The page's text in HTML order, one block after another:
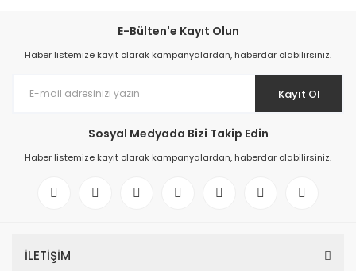
E-Bülten'e Kayıt Olun
Haber listemize kayıt olarak kampanyalardan, haberdar olabilirsiniz.
Kayıt Ol
Sosyal Medyada Bizi Takip Edin
Haber listemize kayıt olarak kampanyalardan, haberdar olabilirsiniz.
İLETİŞİM